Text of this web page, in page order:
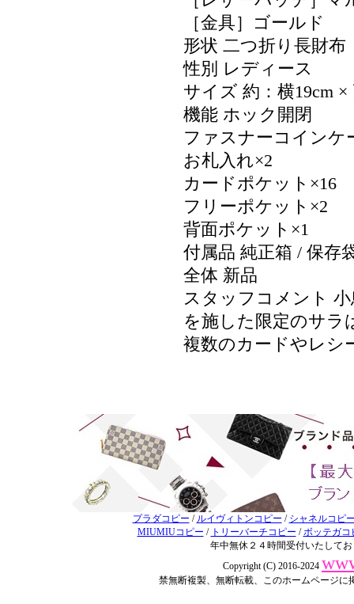
［金具］ゴールド
形状 二つ折り長財布
性別 レディース
サイズ 約：横19cm ×
機能 ホック開閉
ファスナーコインケ
お札入れ×2
カードポケット×16
フリーポケット×2
背面ポケット×1
付属品 純正箱 / 保存
全体 新品
スタッフコメント
を施した限定のサラ
複数のカードやレシ
プラダコピー / ルイヴィトンコピー / シャネルコピ
MIUMIUコピー / トリーバーチコピー /ボッテガコ
年中無休２４時間受付いたして
Copyright (C) 2016-2024
禁無断複製、無断転載、このホームページ